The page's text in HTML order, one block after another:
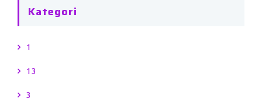
Kategori
1
13
3